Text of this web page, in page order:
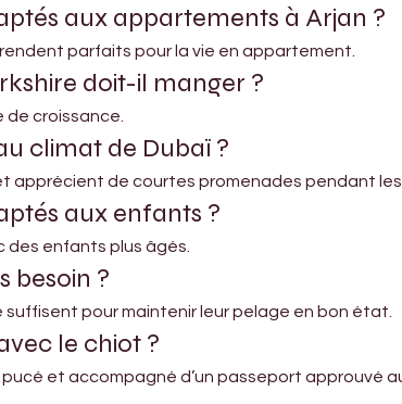
aux appartements à Arjan ?
parfaits pour la vie en appartement.
doit-il manger ?
croissance.
climat de Dubaï ?
apprécient de courtes promenades pendant les
aux enfants ?
enfants plus âgés.
besoin ?
pour maintenir leur pelage en bon état.
le chiot ?
et accompagné d’un passeport approuvé